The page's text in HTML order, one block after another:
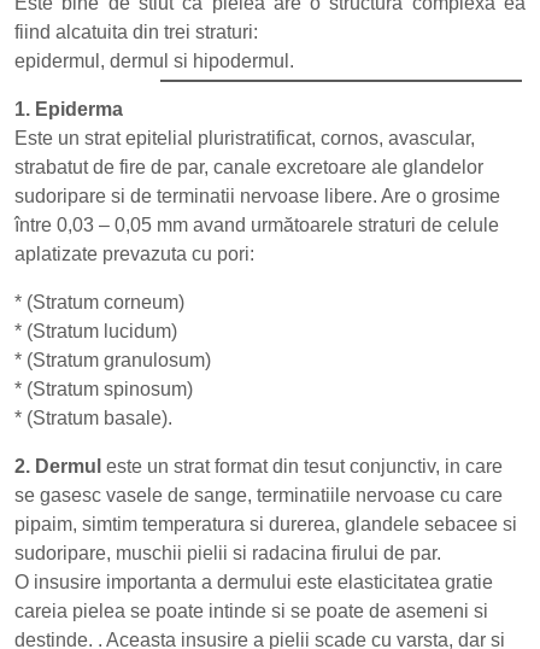
fiind alcatuita din trei straturi:
epidermul, dermul si hipodermul.
1. Epiderma
Este un strat epitelial pluristratificat, cornos, avascular,
strabatut de fire de par, canale excretoare ale glandelor
sudoripare si de terminatii nervoase libere. Are o grosime
între 0,03 – 0,05 mm avand următoarele straturi de celule
aplatizate prevazuta cu pori:
* (Stratum corneum)
* (Stratum lucidum)
* (Stratum granulosum)
* (Stratum spinosum)
* (Stratum basale).
2. Dermul este un strat format din tesut conjunctiv, in care
se gasesc vasele de sange, terminatiile nervoase cu care
pipaim, simtim temperatura si durerea, glandele sebacee si
sudoripare, muschii pielii si radacina firului de par.
O insusire importanta a dermului este elasticitatea gratie
careia pielea se poate intinde si se poate de asemeni si
destinde. . Aceasta insusire a pielii scade cu varsta, dar si